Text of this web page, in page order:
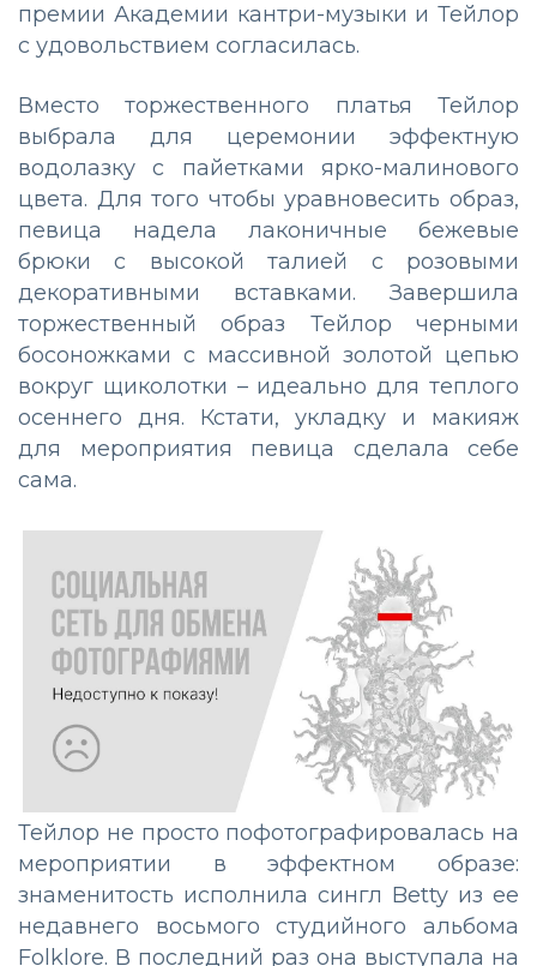
премии Академии кантри-музыки и Тейлор
с удовольствием согласилась.
Вместо торжественного платья Тейлор
выбрала для церемонии эффектную
водолазку с пайетками ярко-малинового
цвета. Для того чтобы уравновесить образ,
певица надела лаконичные бежевые
брюки с высокой талией с розовыми
декоративными вставками. Завершила
торжественный образ Тейлор черными
босоножками с массивной золотой цепью
вокруг щиколотки – идеально для теплого
осеннего дня. Кстати, укладку и макияж
для мероприятия певица сделала себе
сама.
Тейлор не просто пофотографировалась на
мероприятии в эффектном образе:
знаменитость исполнила сингл Betty из ее
недавнего восьмого студийного альбома
Folklore. В последний раз она выступала на